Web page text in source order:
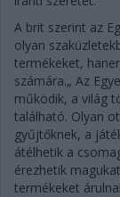
A brit szerint az
olyan
termékeket,
számára.„ Az
működik, a világ
található. Olyan
gyűjtőknek, a
átélhetik a
érezhetik
termékeket